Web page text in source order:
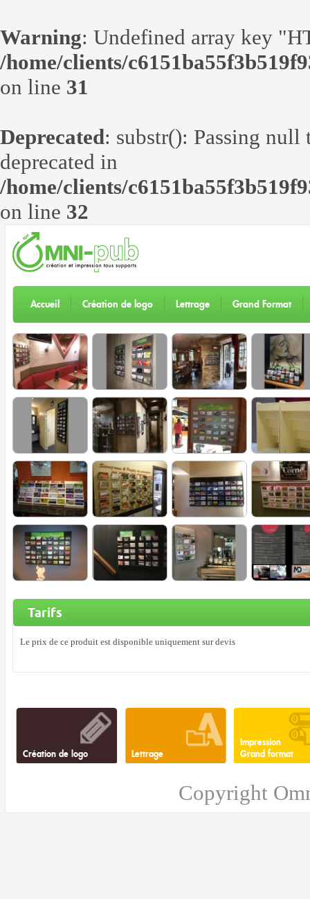
Warning: Undefined array key
/home/clients/
on line 31
Deprecated: substr(): Passing
deprecated in
/home/clients/
on line 32
Accueil Création de logo Lettrage Grand Format
Tarifs
Le prix de ce produit est disponible uniquement sur devis
Création de logo Lettrage
Impression
Grand format
Copyright